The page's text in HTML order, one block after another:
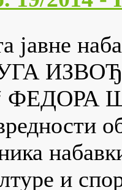
јавне
и